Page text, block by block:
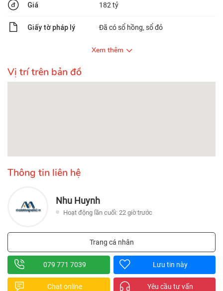
Giá 182 tỷ
Giấy tờ pháp lý Đã có sổ hồng, sổ đỏ
Xem thêm
Vị trí trên bản đồ
Thông tin liên hệ
Nhu Huynh
Hoạt động lần cuối: 22 giờ trước
Trang cá nhân
079 771 7039 Lưu tin này
Chat online Yêu cầu tư vấn